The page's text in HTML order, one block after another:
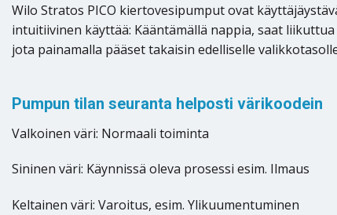
Wilo Stratos PICO kiertovesipumput ovat
intuitiivinen käyttää: Kääntämällä nappia, saat
jota painamalla pääset takaisin edelliselle
Pumpun tilan seuranta helposti värikoodein
Valkoinen väri: Normaali toiminta
Sininen väri: Käynnissä oleva prosessi esim. Ilmaus
Keltainen väri: Varoitus, esim. Ylikuumentuminen